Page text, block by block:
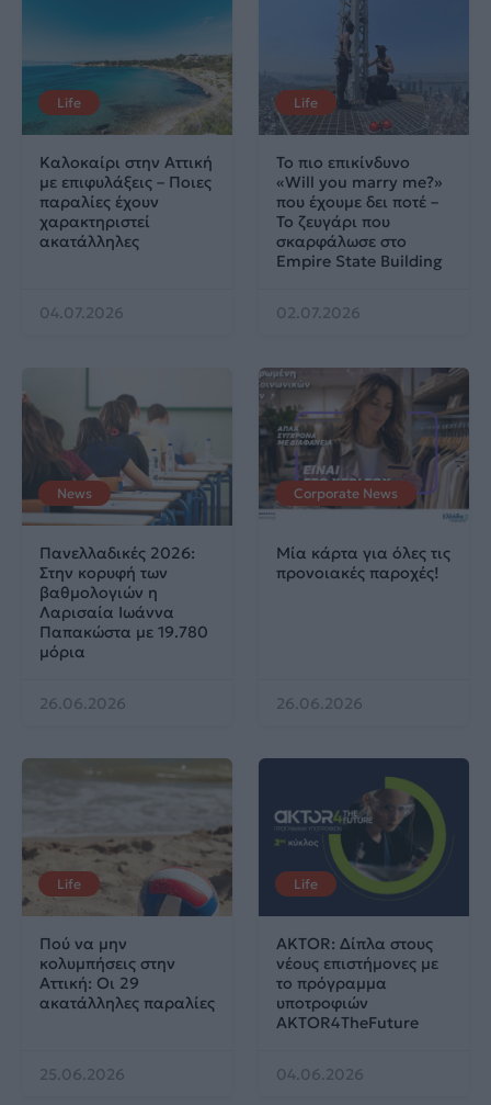
Life
Καλοκαίρι στην Αττική
με επιφυλάξεις – Ποιες
παραλίες έχουν
χαρακτηριστεί
ακατάλληλες
04.07.2026
Life
Το πιο επικίνδυνο
«Will you marry me?»
που έχουμε δει ποτέ –
Το ζευγάρι που
σκαρφάλωσε στο
Empire State Building
02.07.2026
News
Πανελλαδικές 2026:
Στην κορυφή των
βαθμολογιών η
Λαρισαία Ιωάννα
Παπακώστα με 19.780
μόρια
26.06.2026
Corporate News
Μία κάρτα για όλες τις
προνοιακές παροχές!
26.06.2026
Life
Πού να μην
κολυμπήσεις στην
Αττική: Οι 29
ακατάλληλες παραλίες
25.06.2026
Life
AKTOR: Δίπλα στους
νέους επιστήμονες με
το πρόγραμμα
υποτροφιών
AKTOR4TheFuture
04.06.2026